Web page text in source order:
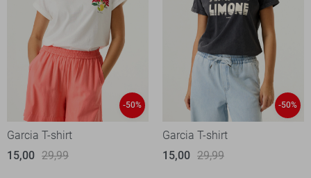
-50%
Garcia T-shirt
15,00 29,99
-50%
Garcia T-shirt
15,00 29,99